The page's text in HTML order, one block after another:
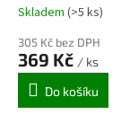
Skladem (>5 ks)
305 Kč bez DPH
369 Kč / ks
Do košíku